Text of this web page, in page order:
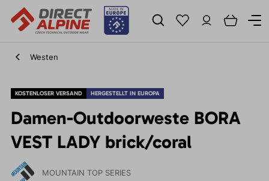
Westen
KOSTENLOSER VERSAND HERGESTELLT IN EUROPA
Damen-Outdoorweste BORA
VEST LADY brick/coral
MOUNTAIN TOP SERIES